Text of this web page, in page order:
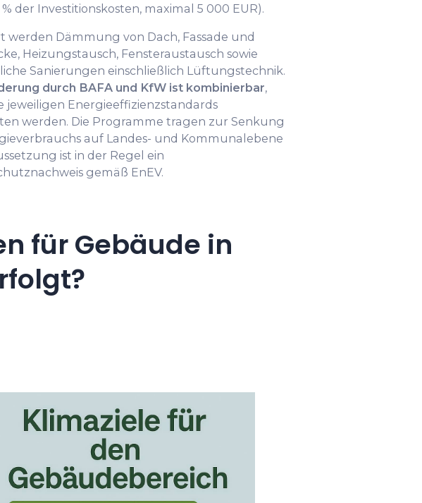
% der Investitionskosten, maximal 5 000 EUR).
werden Dämmung von Dach, Fassade und
Heizungstausch, Fensteraustausch sowie
Sanierungen einschließlich Lüftungstechnik.
durch BAFA und KfW ist kombinierbar,
jeweiligen Energieeffizienzstandards
werden. Die Programme tragen zur Senkung
auf Landes- und Kommunalebene
ist in der Regel ein
gemäß EnEV.
für Gebäude in